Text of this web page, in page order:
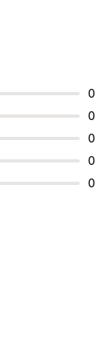
0
0
0
0
0